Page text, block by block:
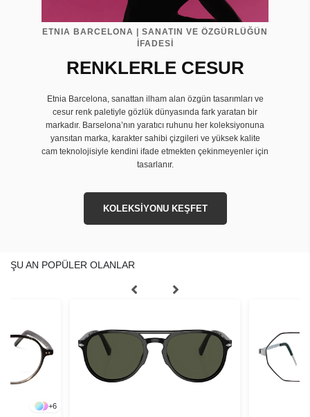
ETNIA BARCELONA | SANATIN VE ÖZGÜRLÜĞÜN
İFADESİ
RENKLERLE CESUR
Etnia Barcelona, sanattan ilham alan özgün tasarımları ve
cesur renk paletiyle gözlük dünyasında fark yaratan bir
markadır. Barselona’nın yaratıcı ruhunu her koleksiyonuna
yansıtan marka, karakter sahibi çizgileri ve yüksek kalite
cam teknolojisiyle kendini ifade etmekten çekinmeyenler için
tasarlanır.
KOLEKSİYONU KEŞFET
ŞU AN POPÜLER OLANLAR
+6